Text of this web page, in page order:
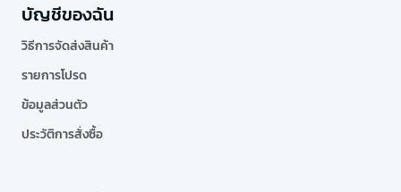
บัญชีของฉัน
วิธีการจัดส่งสินค้า
รายการโปรด
ข้อมูลส่วนตัว
ประวัติการสั่งซื้อ